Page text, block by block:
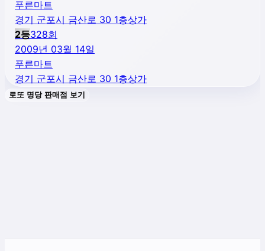
푸른마트
경기 군포시 금산로 30 1층상가
2등328회
2009년 03월 14일
푸른마트
경기 군포시 금산로 30 1층상가
로또 명당 판매점 보기